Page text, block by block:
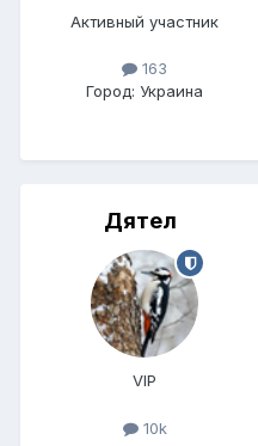
Активный участник
163
Город: Украина
Дятел
VIP
10k